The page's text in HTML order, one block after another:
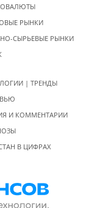
РЫНКИ
СЫРЬЕВЫЕ РЫНКИ
| ТРЕНДЫ
И КОММЕНТАРИИ
В ЦИФРАХ